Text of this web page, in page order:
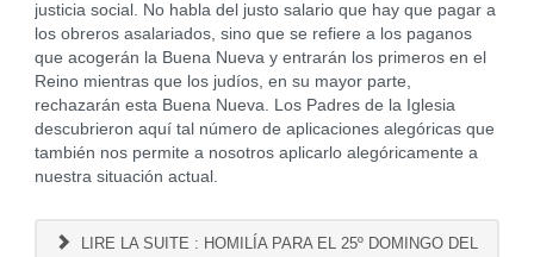
justicia social. No habla del justo salario que hay que pagar a
los obreros asalariados, sino que se refiere a los paganos
que acogerán la Buena Nueva y entrarán los primeros en el
Reino mientras que los judíos, en su mayor parte,
rechazarán esta Buena Nueva. Los Padres de la Iglesia
descubrieron aquí tal número de aplicaciones alegóricas que
también nos permite a nosotros aplicarlo alegóricamente a
nuestra situación actual.
LIRE LA SUITE : HOMILÍA PARA EL 25º DOMINGO DEL